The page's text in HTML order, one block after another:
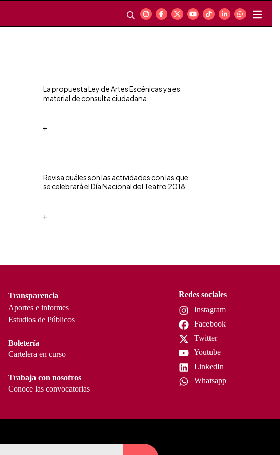
La propuesta Ley de Artes Escénicas ya es
material de consulta ciudadana
+
Revisa cuáles son las actividades con las que
se celebrará el Día Nacional del Teatro 2018
+
Transparencia
Aportes e informes
Estudios de Públicos
Boletería
Cartelera en curso
Trabaja con nosotros
Conoce las convocatorias
Redes sociales
Instagram
Facebook
Twitter
Youtube
LinkedIn
Whatsapp